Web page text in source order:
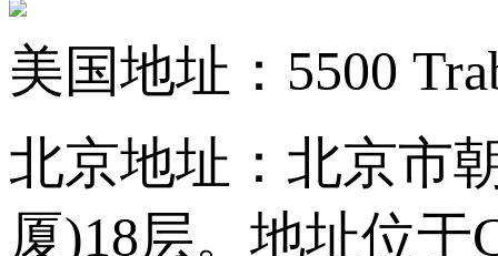
美国地址：5500
北京地址：北京市
厦)18层。地址位